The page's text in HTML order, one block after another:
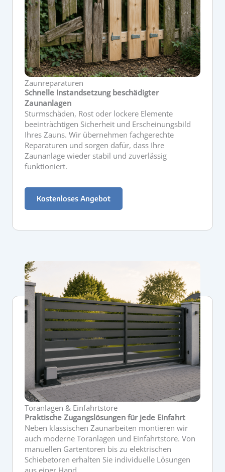
Zaunreparaturen
Schnelle Instandsetzung beschädigter
Zaunanlagen
Sturmschäden, Rost oder lockere Elemente
beeinträchtigen Sicherheit und Erscheinungsbild
Ihres Zauns. Wir übernehmen fachgerechte
Reparaturen und sorgen dafür, dass Ihre
Zaunanlage wieder stabil und zuverlässig
funktioniert.
Kostenloses Angebot
Toranlagen & Einfahrtstore
Praktische Zugangslösungen für jede Einfahrt
Neben klassischen Zaunarbeiten montieren wir
auch moderne Toranlagen und Einfahrtstore. Von
manuellen Gartentoren bis zu elektrischen
Schiebetoren erhalten Sie individuelle Lösungen